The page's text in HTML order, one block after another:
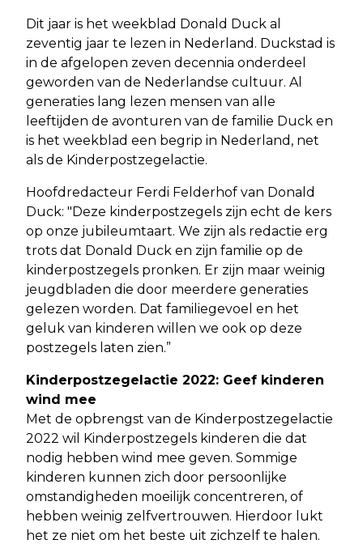
Dit jaar is het weekblad Donald Duck al
zeventig jaar te lezen in Nederland. Duckstad is
in de afgelopen zeven decennia onderdeel
geworden van de Nederlandse cultuur. Al
generaties lang lezen mensen van alle
leeftijden de avonturen van de familie Duck en
is het weekblad een begrip in Nederland, net
als de Kinderpostzegelactie.
Hoofdredacteur Ferdi Felderhof van Donald
Duck: "Deze kinderpostzegels zijn echt de kers
op onze jubileumtaart. We zijn als redactie erg
trots dat Donald Duck en zijn familie op de
kinderpostzegels pronken. Er zijn maar weinig
jeugdbladen die door meerdere generaties
gelezen worden. Dat familiegevoel en het
geluk van kinderen willen we ook op deze
postzegels laten zien.”
Kinderpostzegelactie 2022: Geef kinderen
wind mee
Met de opbrengst van de Kinderpostzegelactie
2022 wil Kinderpostzegels kinderen die dat
nodig hebben wind mee geven. Sommige
kinderen kunnen zich door persoonlijke
omstandigheden moeilijk concentreren, of
hebben weinig zelfvertrouwen. Hierdoor lukt
het ze niet om het beste uit zichzelf te halen.